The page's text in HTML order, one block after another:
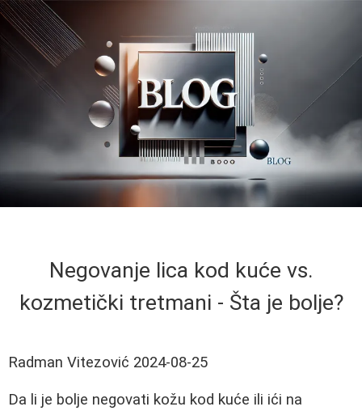
Negovanje lica kod kuće vs.
kozmetički tretmani - Šta je bolje?
Radman Vitezović 2024-08-25
Da li je bolje negovati kožu kod kuće ili ići na